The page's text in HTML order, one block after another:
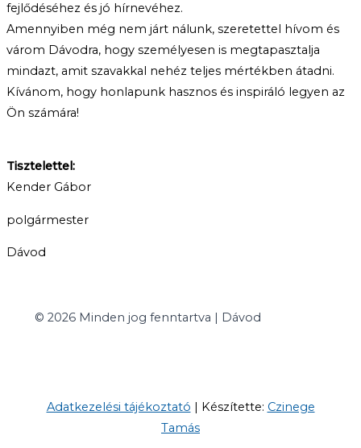
fejlődéséhez és jó hírnevéhez.
Amennyiben még nem járt nálunk, szeretettel hívom és
várom Dávodra, hogy személyesen is megtapasztalja
mindazt, amit szavakkal nehéz teljes mértékben átadni.
Kívánom, hogy honlapunk hasznos és inspiráló legyen az
Ön számára!
Tisztelettel:
Kender Gábor
polgármester
Dávod
© 2026 Minden jog fenntartva | Dávod
Adatkezelési tájékoztató | Készítette: Czinege
Tamás